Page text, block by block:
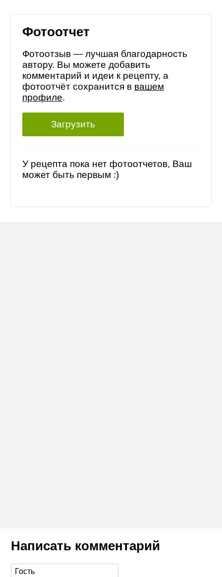
Фотоотчет
Фотоотзыв — лучшая благодарность
автору. Вы можете добавить
комментарий и идеи к рецепту, а
фотоотчёт сохранится в вашем
профиле.
Загрузить
У рецепта пока нет фотоотчетов, Ваш
может быть первым :)
Написать комментарий